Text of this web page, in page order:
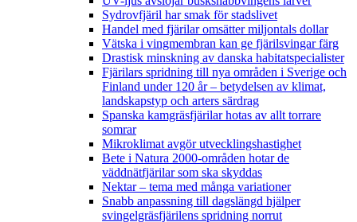
Sydrovfjäril har smak för stadslivet
Handel med fjärilar omsätter miljontals dollar
Vätska i vingmembran kan ge fjärilsvingar färg
Drastisk minskning av danska habitatspecialister
Fjärilars spridning till nya områden i Sverige och
Finland under 120 år– betydelsen av klimat,
landskapstyp och arters särdrag
Spanska kamgräsfjärilar hotas av allt torrare
somrar
Mikroklimat avgör utvecklingshastighet
Bete i Natura 2000-områden hotar de
väddnätfjärilar som ska skyddas
Nektar – tema med många variationer
Snabb anpassning till dagslängd hjälper
svingelgräsfjärilens spridning norrut